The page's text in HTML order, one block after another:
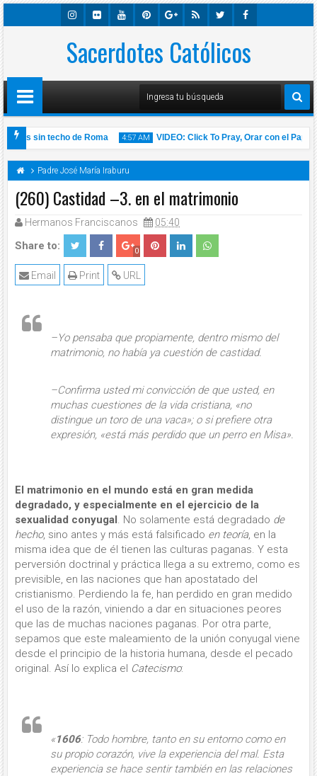
Gra R Be Est E-
Plus
R Ook
Sacerdotes Católicos
sin techo de Roma 4:57 AM
14 Nov
2020
VIDEO: Click To Pray, Orar con el Papa
2020 l Padre Carlos Yepes
Padre José María Iraburu
(260) Castidad –3. en el matrimonio
Hermanos Franciscanos 05:40
Share to: 0
URL
Print
Email
–Yo pensaba que propiamente, dentro mismo del
matrimonio, no había ya cuestión de castidad.
–Confirma usted mi convicción de que usted, en
muchas cuestiones de la vida cristiana, «no
distingue un toro de una vaca»; o si prefiere otra
expresión, «está más perdido que un perro en Misa».
El matrimonio en el mundo está en gran medida
degradado, y especialmente en el ejercicio de la
sexualidad conyugal. No solamente está degradado de
hecho, sino antes y más está falsificado en teoría, en la
misma idea que de él tienen las culturas paganas. Y esta
perversión doctrinal y práctica llega a su extremo, como es
previsible, en las naciones que han apostatado del
cristianismo. Perdiendo la fe, han perdido en gran medido
el uso de la razón, viniendo a dar en situaciones peores
que las de muchas naciones paganas. Por otra parte,
sepamos que este maleamiento de la unión conyugal viene
desde el principio de la historia humana, desde el pecado
original. Así lo explica el Catecismo:
«1606: Todo hombre, tanto en su entorno como en
su propio corazón, vive la experiencia del mal. Esta
experiencia se hace sentir también en las relaciones